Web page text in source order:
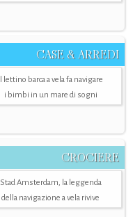
CASE & ARREDI
Il lettino barca a vela fa navigare
i bimbi in un mare di sogni
CROCIERE
Stad Amsterdam, la leggenda
della navigazione a vela rivive